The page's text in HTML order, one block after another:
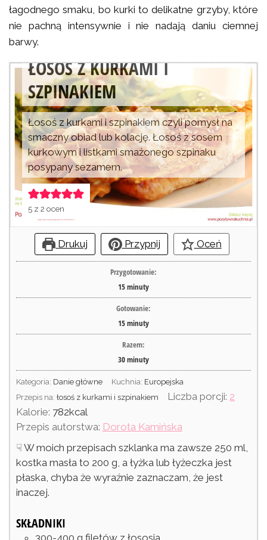
łagodnego smaku, bo kurki to delikatne grzyby, które
nie pachną intensywnie i nie nadają daniu ciemnej
barwy.
ŁOSOŚ Z KURKAMI I
SZPINAKIEM
Łosoś z kurkami i szpinakiem czyli pomysł na
smaczny obiad lub kolację. Łosoś z sosem
kurkowym i listkami smażonego szpinaku
posypany sezamem.
5 z2 ocen
Drukuj Przypnij Oceń
Przygotowanie:
15minuty
Gotowanie:
15minuty
Razem:
30minuty
Kategoria: Danie główne Kuchnia: Europejska
Przepis na: łosoś z kurkami i szpinakiem Liczba porcji: 2
Kalorie: 782kcal
Przepis autorstwa: Dorota Kamińska
☟ W moich przepisach szklanka ma zawsze 250 ml,
kostka masła to 200 g, a łyżka lub łyżeczka jest
płaska, chyba że wyraźnie zaznaczam, że jest
inaczej.
SKŁADNIKI
300-400 g filetów z łososia